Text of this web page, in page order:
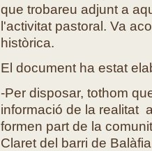
que trobareu adjunt a
l'activitat pastoral. Va
històrica.
El document ha estat
-Per disposar, tothom
informació de la realitat
formen part de la
Claret del barri de